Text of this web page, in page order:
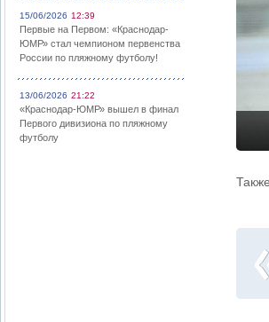
15/06/2026 12:39
Первые на Первом: «Краснодар-
ЮМР» стал чемпионом первенства
России по пляжному футболу!
13/06/2026 21:22
«Краснодар-ЮМР» вышел в финал
Первого дивизиона по пляжному
футболу